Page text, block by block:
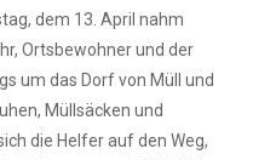
dem 13. April nahm
Ortsbewohner und der
um das Dorf von Müll und
Müllsäcken und
die Helfer auf den Weg,